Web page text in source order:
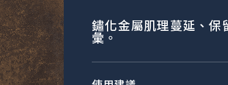
鏽化金屬肌理蔓延、保
彙。